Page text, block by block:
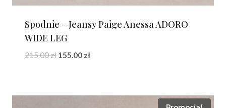
Spodnie – Jeansy Paige Anessa ADORO
WIDE LEG
215.00zł Pierwotna
155.00 złAktualna